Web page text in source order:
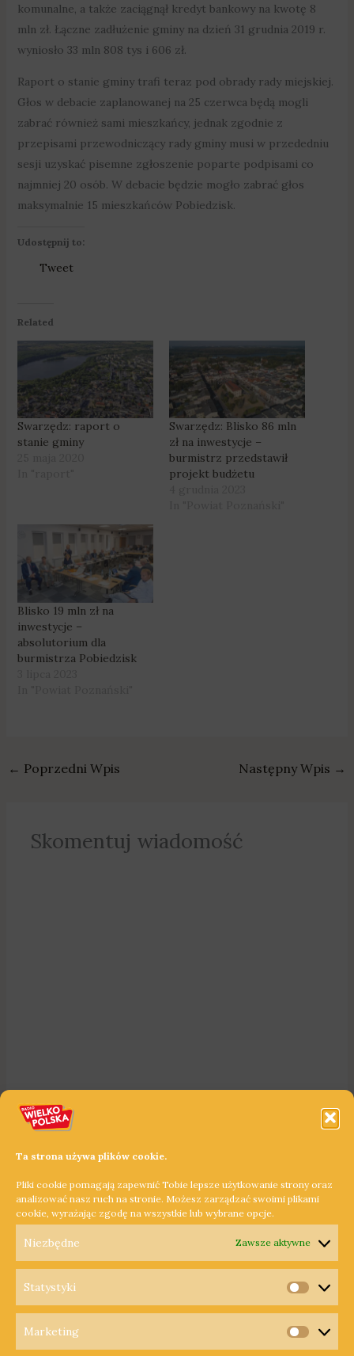
Ta strona używa plików cookie.
Pliki cookie pomagają zapewnić Tobie lepsze użytkowanie strony oraz
analizować nasz ruch na stronie. Możesz zarządzać swoimi plikami
cookie, wyrażając zgodę na wszystkie lub wybrane opcje.
Niezbędne Zawsze aktywne
Statystyki
Marketing
komunalne, a także zaciągnął kredyt bankowy na kwotę 8
mln zł. Łączne zadłużenie gminy na dzień 31 grudnia 2019 r.
wyniosło 33 mln 808 tys i 606 zł.
Raport o stanie gminy trafi teraz pod obrady rady miejskiej.
Głos w debacie zaplanowanej na 25 czerwca będą mogli
zabrać również sami mieszkańcy, jednak zgodnie z
przepisami przewodniczący rady gminy musi w przededniu
sesji uzyskać pisemne zgłoszenie poparte podpisami co
najmniej 20 osób. W debacie będzie mogło zabrać głos
maksymalnie 15 mieszkańców Pobiedzisk.
Udostępnij to:
Tweet
Related
Swarzędz: raport o
stanie gminy
Swarzędz: Blisko 86 mln
zł na inwestycje –
burmistrz przedstawił
projekt budżetu
Blisko 19 mln zł na
inwestycje –
absolutorium dla
burmistrza Pobiedzisk
← Poprzedni Wpis Następny Wpis →
Skomentuj wiadomość